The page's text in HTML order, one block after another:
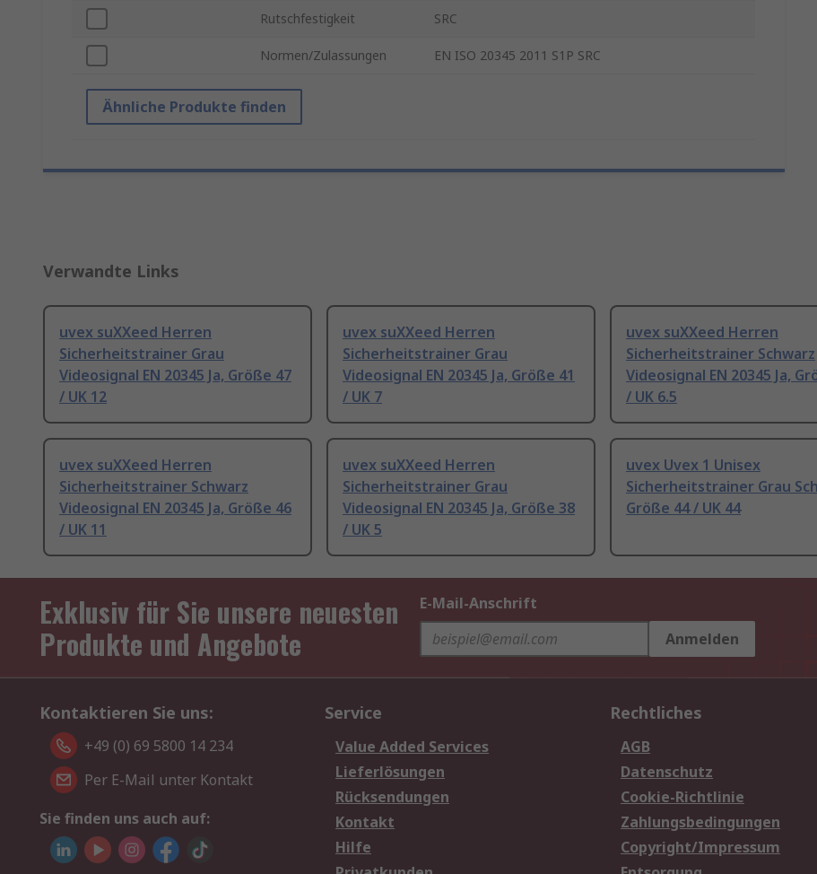
Rutschfestigkeit SRC
Normen/Zulassungen EN ISO 20345 2011 S1P SRC
Ähnliche Produkte finden
Verwandte Links
uvex suXXeed Herren
Sicherheitstrainer Grau
Videosignal EN 20345 Ja, Größe 47
/ UK 12
uvex suXXeed Herren
Sicherheitstrainer Grau
Videosignal EN 20345 Ja, Größe 41
/ UK 7
uvex suXXeed Herren
Sicherheitstrainer Schwarz
Videosignal EN 20345 Ja,
/ UK 6.5
uvex suXXeed Herren
Sicherheitstrainer Schwarz
Videosignal EN 20345 Ja, Größe 46
/ UK 11
uvex suXXeed Herren
Sicherheitstrainer Grau
Videosignal EN 20345 Ja, Größe 38
/ UK 5
uvex Uvex 1 Unisex
Sicherheitstrainer Grau
Größe 44 / UK 44
Exklusiv für Sie unsere neuesten
Produkte und Angebote
E-Mail-Anschrift
Anmelden
Kontaktieren Sie uns:
+49 (0) 69 5800 14 234
Per E-Mail unter Kontakt
Sie finden uns auch auf:
Service
Value Added Services
Lieferlösungen
Rücksendungen
Kontakt
Hilfe
Rechtliches
AGB
Datenschutz
Cookie-Richtlinie
Zahlungsbedingungen
Copyright/Impressum